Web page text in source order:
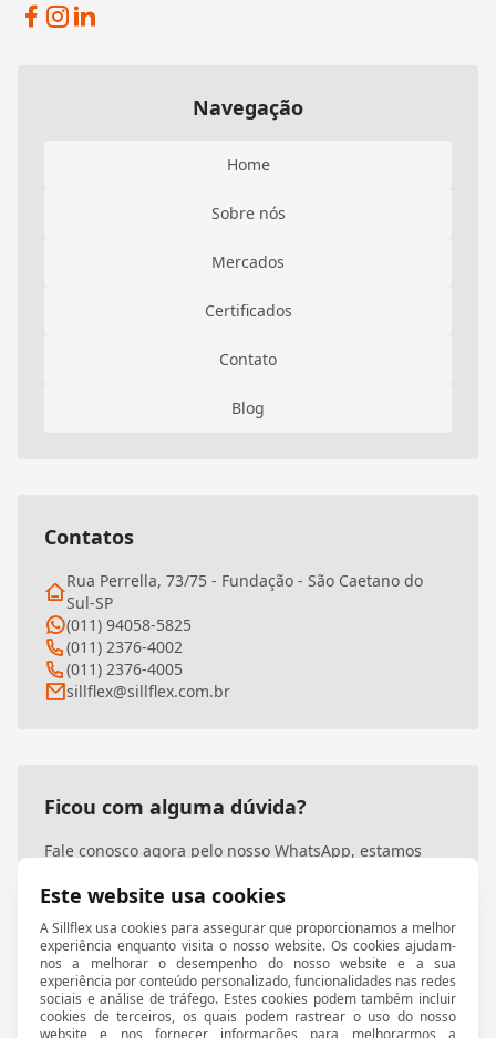
Este website usa cookies
A Sillflex usa cookies para assegurar que proporcionamos a melhor
experiência enquanto visita o nosso website. Os cookies ajudam-
nos a melhorar o desempenho do nosso website e a sua
experiência por conteúdo personalizado, funcionalidades nas redes
sociais e análise de tráfego. Estes cookies podem também incluir
cookies de terceiros, os quais podem rastrear o uso do nosso
website e nos fornecer informações para melhorarmos a
Facebook
Instagram
Navegação
Home
Sobre nós
Mercados
Certificados
Contato
Blog
Contatos
Rua Perrella, 73/75 - Fundação - São Caetano do
Sul-SP
(011) 94058-5825
(011) 2376-4002
(011) 2376-4005
sillflex@sillflex.com.br
Ficou com alguma dúvida?
Fale conosco agora pelo nosso WhatsApp, estamos
Entre em contato